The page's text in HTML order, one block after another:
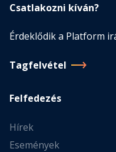
Csatlakozni kíván?
Érdeklődik a Platform
Tagfelvétel
Felfedezés
Hírek
Események